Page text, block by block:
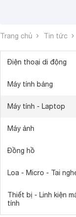
Trang chủ Tin tức
Điện thoại di động
Máy tính bảng
Máy tính - Laptop
Máy ảnh
Đồng hồ
Loa - Micro - Tai
Thiết bị - Linh kiện
tính